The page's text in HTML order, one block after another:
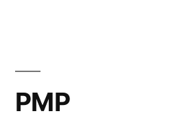
PMP